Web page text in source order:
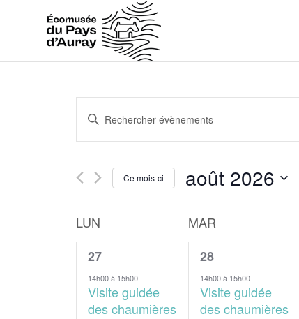
et
navigation
vues
Saisir
Rechercher
Évènements
mot-
clé.
Ce mois-ci août 2026
une
Calendrier
de
Évènements
LUN MAR
3
évènements,
27
14h00à 15h00
Visite guidée
des chaumières
4
évènements,
28
14h00à 15h00
Visite guidée
des chaumières